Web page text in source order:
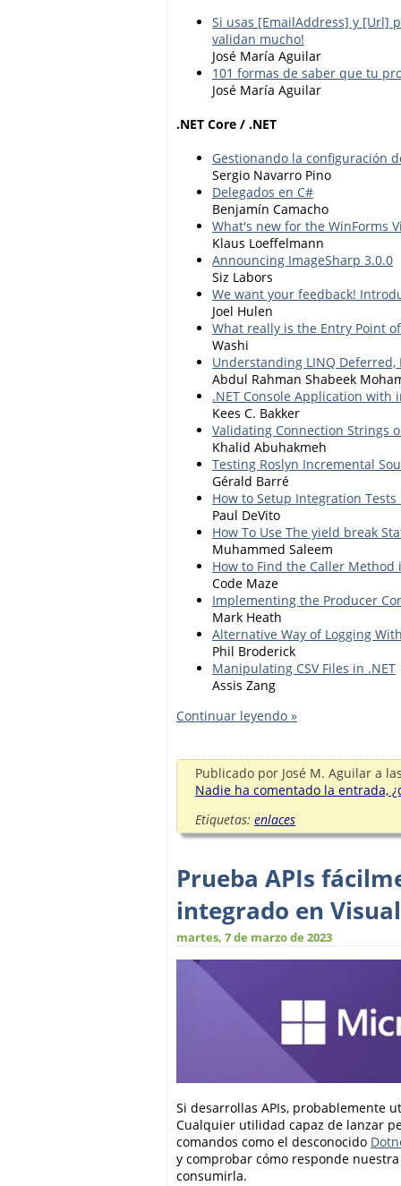
Si usas [EmailAddress] y [Url]
validan mucho!
José María Aguilar
101 formas de saber que tu
José María Aguilar
.NET Core / .NET
Gestionando la configuración
Sergio Navarro Pino
Delegados en C#
Benjamín Camacho
What's new for the WinForms
Klaus Loeffelmann
Announcing ImageSharp 3.0.0
Siz Labors
We want your feedback!
Joel Hulen
What really is the Entry Point
Washi
Understanding LINQ
Abdul Rahman Shabeek
.NET Console Application with
Kees C. Bakker
Validating Connection Strings
Khalid Abuhakmeh
Testing Roslyn Incremental
Gérald Barré
How to Setup Integration
Paul DeVito
How To Use The yield break
Muhammed Saleem
How to Find the Caller Method
Code Maze
Implementing the Producer
Mark Heath
Alternative Way of Logging
Phil Broderick
Manipulating CSV Files in .NET
Assis Zang
Continuar leyendo »
Publicado por José M. Aguilar a
Nadie ha comentado la entrada,
Etiquetas: enlaces
Prueba APIs
integrado en
martes, 7 de marzo de 2023
Si desarrollas APIs, probablemente
Cualquier utilidad capaz de lanzar
comandos como el desconocido
y comprobar cómo responde
consumirla.